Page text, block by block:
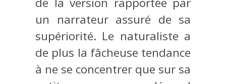
un narrateur assuré de sa
supériorité. Le naturaliste a
de plus la fâcheuse tendance
à ne se concentrer que sur sa